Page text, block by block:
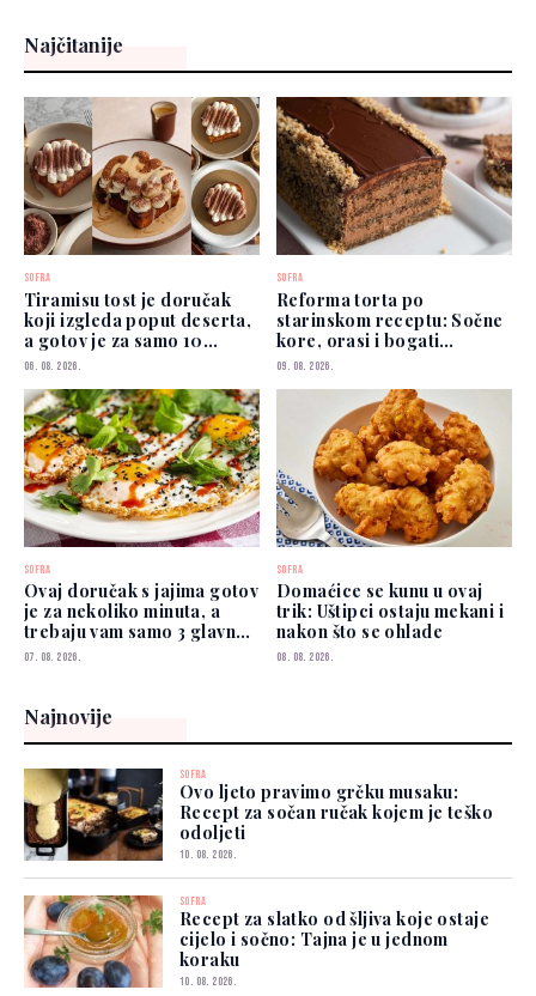
Najčitanije
SOFRA
Tiramisu tost je doručak
koji izgleda poput deserta,
a gotov je za samo 10
minuta
06. 08. 2026.
SOFRA
Reforma torta po
starinskom receptu: Sočne
kore, orasi i bogati
čokoladni fil
09. 08. 2026.
SOFRA
Ovaj doručak s jajima gotov
je za nekoliko minuta, a
trebaju vam samo 3 glavna
sastojka
07. 08. 2026.
SOFRA
Domaćice se kunu u ovaj
trik: Uštipci ostaju mekani i
nakon što se ohlade
08. 08. 2026.
Najnovije
SOFRA
Ovo ljeto pravimo grčku musaku:
Recept za sočan ručak kojem je teško
odoljeti
10. 08. 2026.
SOFRA
Recept za slatko od šljiva koje ostaje
cijelo i sočno: Tajna je u jednom
koraku
10. 08. 2026.